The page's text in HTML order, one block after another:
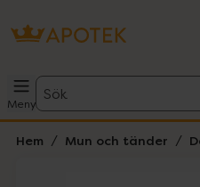
Meny
Sök
Hem Mun och tänder